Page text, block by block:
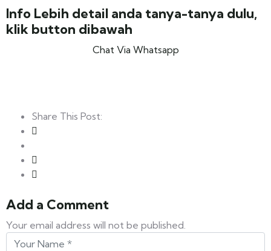
Info Lebih detail anda tanya-tanya dulu,
klik button dibawah
Chat Via Whatsapp
Share This Post:
Add a Comment
Your email address will not be published.